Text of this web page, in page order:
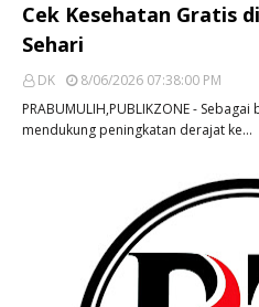
Cek Kesehatan Gratis
Sehari
DK
8/06/2026 07:38:00 PM
PRABUMULIH,PUBLIKZONE -
mendukung peningkatan derajat ke…